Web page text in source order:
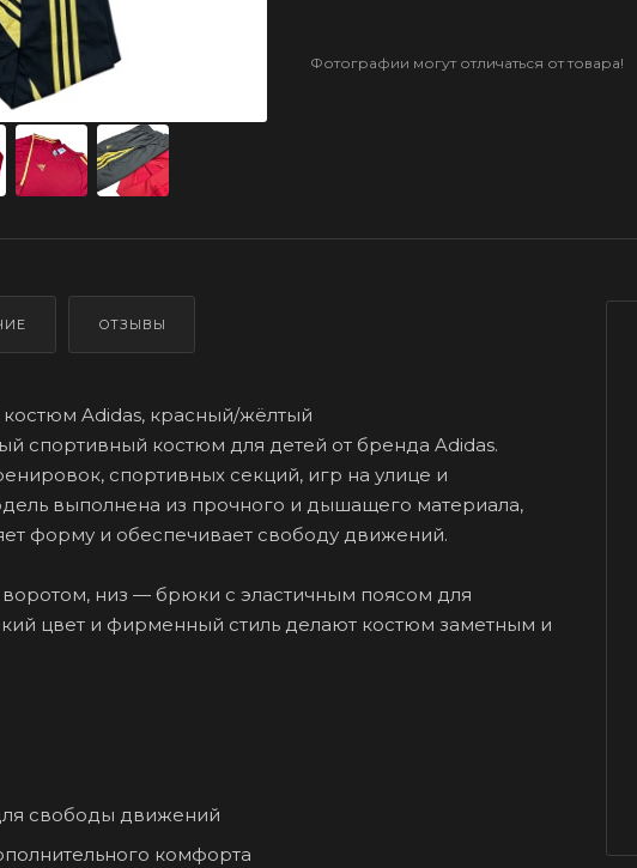
Фотографии могут отличаться от товара!
ОТЗЫВЫ
Adidas, красный/жёлтый
спортивный костюм для детей от бренда Adidas.
спортивных секций, игр на улице и
выполнена из прочного и дышащего материала,
форму и обеспечивает свободу движений.
низ — брюки с эластичным поясом для
цвет и фирменный стиль делают костюм заметным и
свободы движений
комфорта